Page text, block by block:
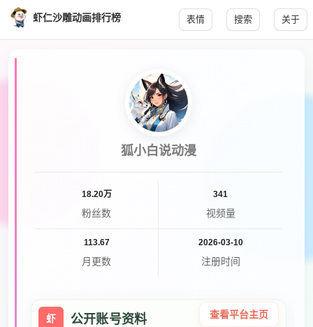
虾仁沙雕动画排行榜 表情 搜索 关于
狐小白说动漫
18.20万
粉丝数
341
视频量
113.67
月更数
2026-03-10
注册时间
虾 公开账号资料 查看平台主页